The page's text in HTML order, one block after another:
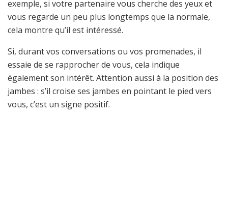
exemple, si votre partenaire vous cherche des yeux et
vous regarde un peu plus longtemps que la normale,
cela montre qu’il est intéressé.
Si, durant vos conversations ou vos promenades, il
essaie de se rapprocher de vous, cela indique
également son intérêt. Attention aussi à la position des
jambes : s’il croise ses jambes en pointant le pied vers
vous, c’est un signe positif.